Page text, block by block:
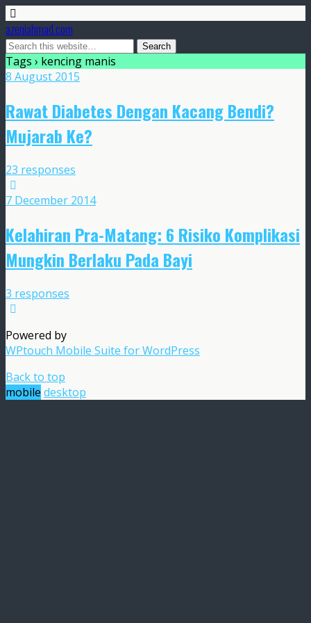
azeniahmad.com
Tags › kencing manis
8 August 2015
Rawat Diabetes Dengan Kacang Bendi?
Mujarab Ke?
23 responses
7 December 2014
Kelahiran Pra-Matang: 6 Risiko Komplikasi
Mungkin Berlaku Pada Bayi
3 responses
Powered by
WPtouch Mobile Suite for WordPress
Back to top
mobile desktop